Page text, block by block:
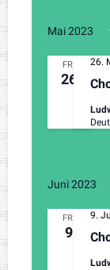
Mai 2023
FR.
26
26.
Juni 2023
FR.
9
9.